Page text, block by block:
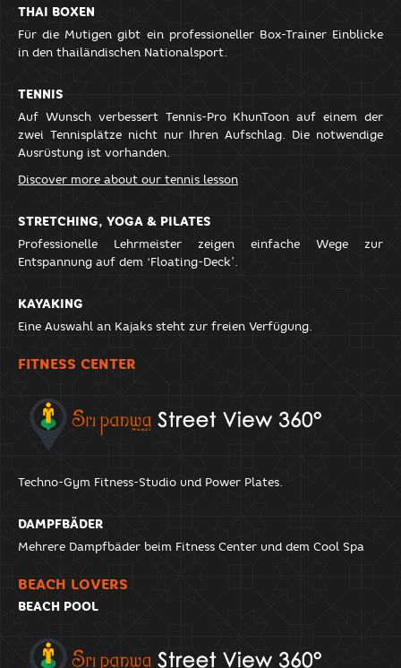
THAI BOXEN
Für die Mutigen gibt ein professioneller Box-Trainer Einblicke
in den thailändischen Nationalsport.
TENNIS
Auf Wunsch verbessert Tennis-Pro KhunToon auf einem der
zwei Tennisplätze nicht nur Ihren Aufschlag. Die notwendige
Ausrüstung ist vorhanden.
Discover more about our tennis lesson
STRETCHING, YOGA & PILATES
Professionelle Lehrmeister zeigen einfache Wege zur
Entspannung auf dem ‘Floating-Deck’.
KAYAKING
Eine Auswahl an Kajaks steht zur freien Verfügung.
FITNESS CENTER
Techno-Gym Fitness-Studio und Power Plates.
DAMPFBÄDER
Mehrere Dampfbäder beim Fitness Center und dem Cool Spa
BEACH LOVERS
BEACH POOL